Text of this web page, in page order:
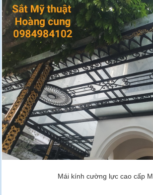
Mái kính cường lực cao cấp